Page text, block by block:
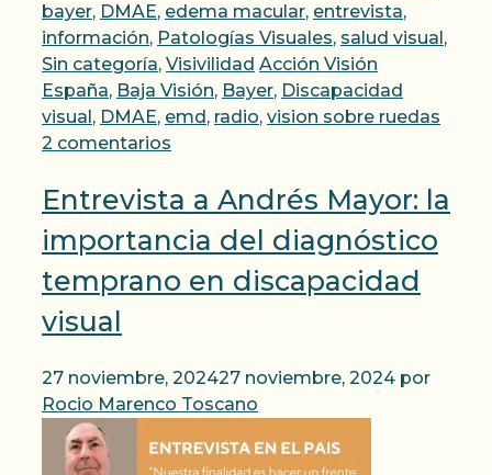
bayer, DMAE, edema macular, entrevista,
información, Patologías Visuales, salud visual ,
Sin categoría, Visivilidad Etiquetas
Acción Visión
España, Baja Visión, Bayer, Discapacidad
visual , DMAE, emd , radio, vision sobre ruedas
2 comentarios
Entrevista a Andrés Mayor: la
importancia del diagnóstico
temprano en discapacidad
visual
27 noviembre, 202427 noviembre, 2024 por
Rocio Marenco Toscano